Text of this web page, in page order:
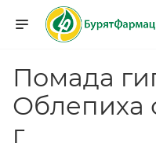
Помада
Облепиха
г